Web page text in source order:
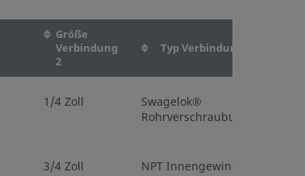
Größe
Verbindung
2
Typ Verbindung 2
1/4 Zoll
Swagelok®
Rohrverschraubung
3/4 Zoll NPT Innengewinde